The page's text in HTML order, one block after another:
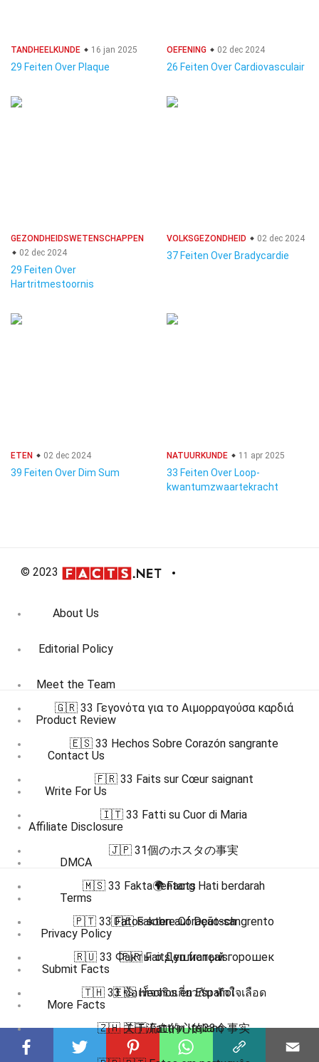
TANDHEELKUNDE 16 jan 2025
29 Feiten Over Plaque
OEFENING 02 dec 2024
26 Feiten Over Cardiovasculair
GEZONDHEIDSWETENSCHAPPEN
02 dec 2024
29 Feiten Over
Hartritmestoornis
VOLKSGEZONDHEID 02 dec 2024
37 Feiten Over Bradycardie
ETEN 02 dec 2024
39 Feiten Over Dim Sum
NATUURKUNDE 11 apr 2025
33 Feiten Over Loop-
kwantumzwaartekracht
© 2023
About Us
Editorial Policy
Meet the Team
Product Review
Contact Us
Write For Us
Affiliate Disclosure
DMCA
Terms
Privacy Policy
Submit Facts
More Facts
Subscribe to our channel
🇬🇷 33 Γεγονότα για το Αιμορραγούσα καρδιά
🇪🇸 33 Hechos Sobre Corazón sangrante
🇫🇷 33 Faits sur Cœur saignant
🇮🇹 33 Fatti su Cuor di Maria
🇯🇵 31個のホスタの事実
🇲🇸 33 Fakta tentang Hati berdarah
🇵🇹 33 Fatos sobre Coração-sangrento
🇷🇺 33 Факты о Душистый горошек
🇹🇭 33 ข้อเท็จจริงเกี่ยวกับ หัวใจเลือด
🇿🇭 关于流血的心的33个事实
🌍 Facts
🇩🇪 Fakten auf Deutsch
🇫🇷 Faits en français
🇪🇸 Hechos en Español
🇮🇹 Fatti in Italiano